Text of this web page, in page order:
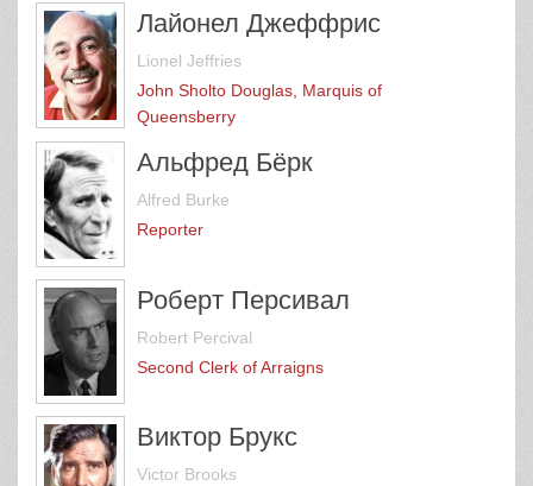
Лайонел Джеффрис
Lionel Jeffries
John Sholto Douglas, Marquis of
Queensberry
Альфред Бёрк
Alfred Burke
Reporter
Роберт Персивал
Robert Percival
Second Clerk of Arraigns
Виктор Брукс
Victor Brooks